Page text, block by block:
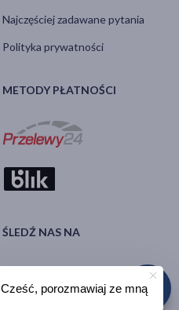
Najczęściej zadawane pytania
Polityka prywatności
METODY PŁATNOŚCI
ŚLEDŹ NAS NA
Cześć, porozmawiaj ze mną